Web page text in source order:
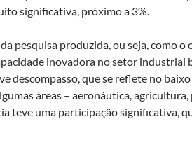
significativa, próximo a 3%.
pesquisa produzida, ou seja, como
inovadora no setor industrial
descompasso, que se reflete no
áreas – aeronáutica,
teve uma participação significativa,